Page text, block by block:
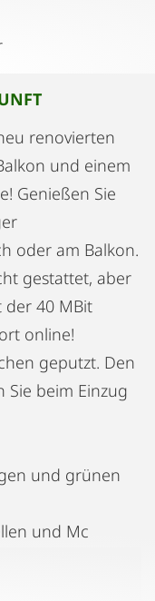
renovierten
und einem
Genießen Sie
oder am Balkon.
gestattet, aber
40 MBit
online!
geputzt. Den
beim Einzug
und grünen
und Mc